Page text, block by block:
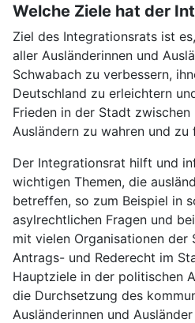
Welche Ziele hat der
Ziel des Integrationsrats ist
aller Ausländerinnen und
Schwabach zu verbessern,
Deutschland zu erleichtern
Frieden in der Stadt zwischen
Ausländern zu wahren und zu
Der Integrationsrat hilft und
wichtigen Themen, die
betreffen, so zum Beispiel in
asylrechtlichen Fragen und
mit vielen Organisationen der
Antrags- und Rederecht im
Hauptziele in der politischen
die Durchsetzung des
Ausländerinnen und